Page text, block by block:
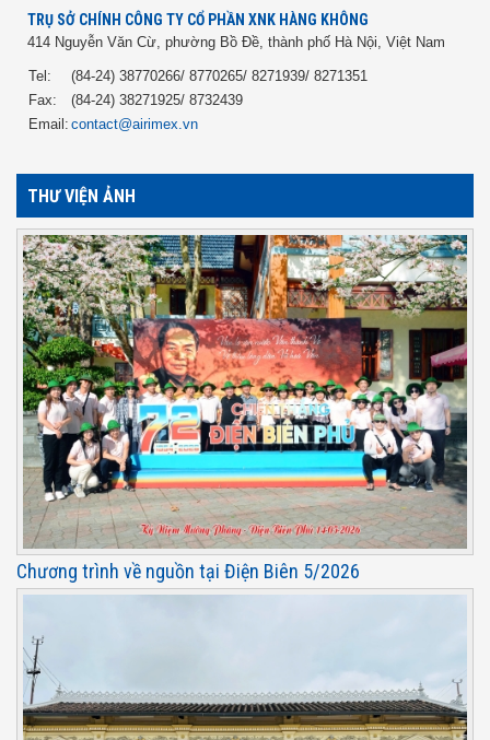
TRỤ SỞ CHÍNH CÔNG TY CỔ PHẦN XNK HÀNG KHÔNG
414 Nguyễn Văn Cừ, phường Bồ Đề, thành phố Hà Nội, Việt Nam
Tel:
(84-24) 38770266/ 8770265/ 8271939/ 8271351
Fax:
(84-24) 38271925/ 8732439
Email: contact@airimex.vn
THƯ VIỆN ẢNH
Chương trình về nguồn tại Điện Biên 5/2026